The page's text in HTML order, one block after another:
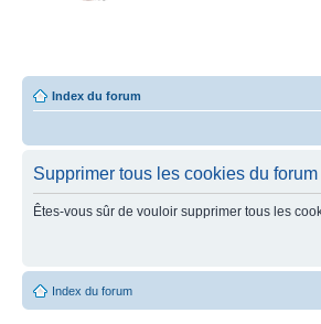
Index du forum
Supprimer tous les cookies du forum
Êtes-vous sûr de vouloir supprimer tous les
Index du forum